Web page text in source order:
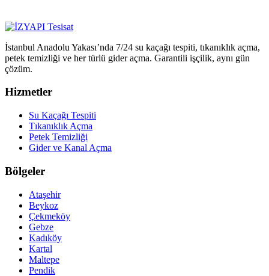
İstanbul Anadolu Yakası’nda 7/24 su kaçağı tespiti, tıkanıklık açma,
petek temizliği ve her türlü gider açma. Garantili işçilik, aynı gün
çözüm.
Hizmetler
Su Kaçağı Tespiti
Tıkanıklık Açma
Petek Temizliği
Gider ve Kanal Açma
Bölgeler
Ataşehir
Beykoz
Çekmeköy
Gebze
Kadıköy
Kartal
Maltepe
Pendik